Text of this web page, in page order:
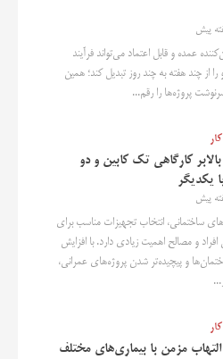
عمده و قابل اعتماد می‌تواند فرآیند
را از چند هفته به چند روز تبدیل کند؛ همین
پروژه‌ها را رقم...
کارگاهی تک کابین و دو
یکدیگر
ساختمانی، انتخاب تجهیزات مناسب برای
افراد و مصالح اهمیت زیادی دارد. با افزایش
و پیچیده‌تر شدن پروژه‌های عمرانی،
التهاب مزمن با بیماری‌های مختلف